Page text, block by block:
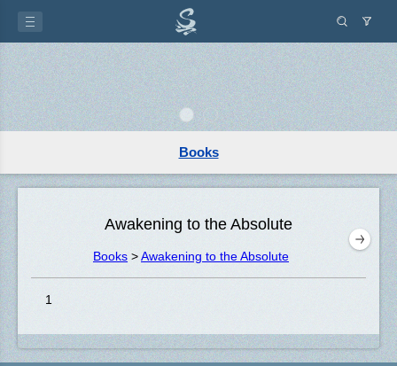
Books
Awakening to the Absolute
Books >Awakening to the Absolute
1